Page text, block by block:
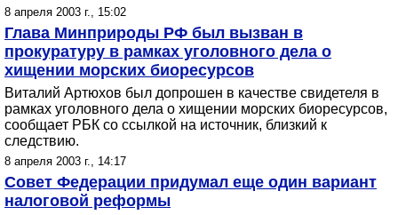
8 апреля 2003 г., 15:02
Глава Минприроды РФ был вызван в
прокуратуру в рамках уголовного дела о
хищении морских биоресурсов
Виталий Артюхов был допрошен в качестве свидетеля в
рамках уголовного дела о хищении морских биоресурсов,
сообщает РБК со ссылкой на источник, близкий к
следствию.
8 апреля 2003 г., 14:17
Совет Федерации придумал еще один вариант
налоговой реформы